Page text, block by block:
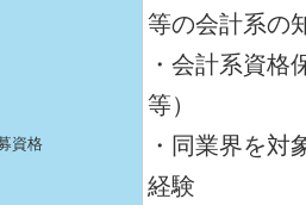
資格
等の会計系の
・会計系資格
等）
・同業界を対
経験